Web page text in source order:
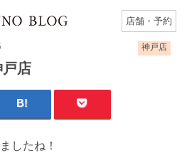
店舗・予約
神戸店
店
したね！